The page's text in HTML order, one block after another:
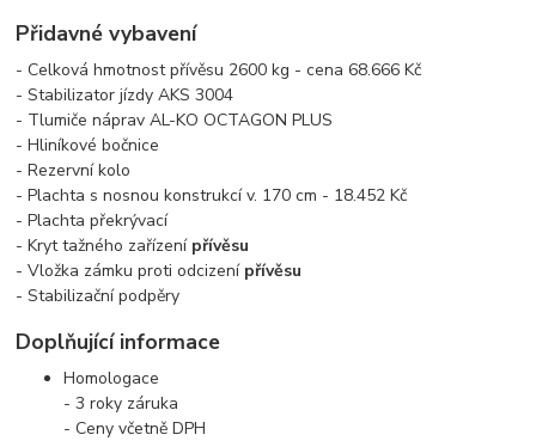
Přidavné vybavení
- Celková hmotnost přívěsu 2600 kg - cena 68.666 Kč
- Stabilizator jízdy AKS 3004
- Tlumiče náprav AL-KO OCTAGON PLUS
- Hliníkové bočnice
- Rezervní kolo
- Plachta s nosnou konstrukcí v. 170 cm - 18.452 Kč
- Plachta překrývací
- Kryt tažného zařízení přívěsu
- Vložka zámku proti odcizení přívěsu
- Stabilizační podpěry
Doplňující informace
Homologace
- 3 roky záruka
- Ceny včetně DPH